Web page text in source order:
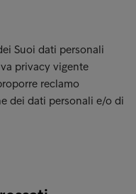
Suoi dati personali
privacy vigente
reclamo
dei dati personali e/o di